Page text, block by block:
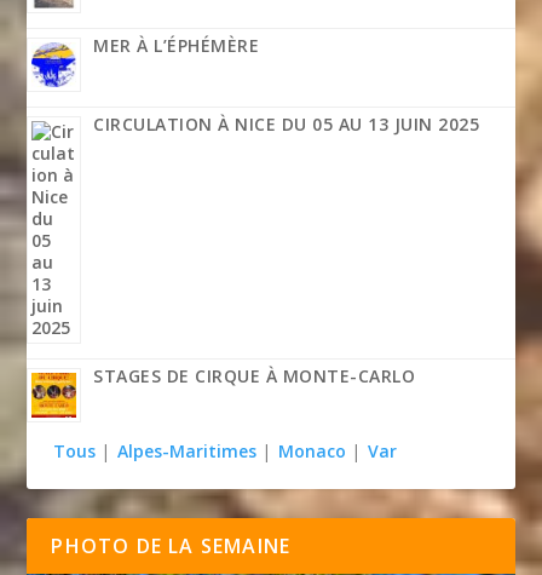
MER À L’ÉPHÉMÈRE
CIRCULATION À NICE DU 05 AU 13 JUIN 2025
STAGES DE CIRQUE À MONTE-CARLO
Tous | Alpes-Maritimes | Monaco | Var
PHOTO DE LA SEMAINE